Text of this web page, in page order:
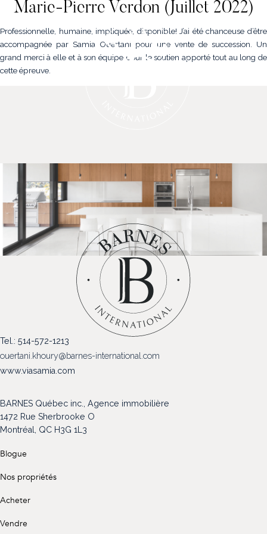
NOS PROPRIÉTÉS
VENDRE
NOTRE FAMILLE
CONTACT
(514) 572-1213
ÊTRE CONTACTÉ(E)
Marie-Pierre Verdon (Juillet 2022)
Professionnelle, humaine, impliquée, disponible! J’ai été chanceuse d’être
accompagnée par Samia Ouertani pour une vente de succession. Un
grand merci à elle et à son équipe pour le soutien apporté tout au long de
cette épreuve.
Tel.: 514-572-1213
ouertani.khoury@barnes-international.com
www.viasamia.com
BARNES Québec inc., Agence immobilière
1472 Rue Sherbrooke O
Montréal, QC H3G 1L3
Blogue
Nos propriétés
Acheter
Vendre